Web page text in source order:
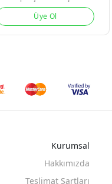
Üye Ol
Kurumsal
Hakkımızda
Teslimat Şartları